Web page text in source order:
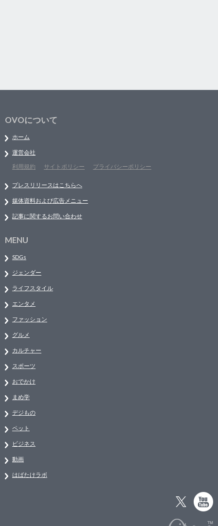
OVOについて
ホーム
運営会社
利用規約
サイトポリシー プライバシーポリシー
プレスリリースはこちらへ
媒体資料および広告メニュー
記事に関するお問い合わせ
MENU
SDGs
ジェンダー
ライフスタイル
エンタメ
ファッション
グルメ
カルチャー
スポーツ
おでかけ
まめ学
デジもの
ペット
ビジネス
動画
はばたけラボ